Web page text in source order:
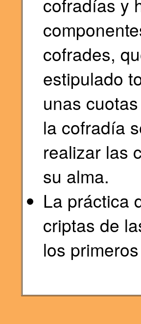
cofradías y
cofrades,
estipulado
unas
la cofradía
realizar las
su alma.
La práctica
criptas de
los